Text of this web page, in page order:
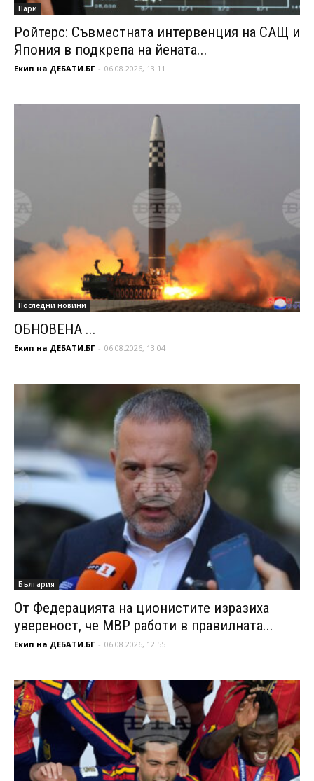
Пари
Ройтерс: Съвместната интервенция на САЩ и
Япония в подкрепа на йената...
Екип на ДЕБАТИ.БГ - 06.08.2026, 13:11
Последни новини
ОБНОВЕНА ...
Екип на ДЕБАТИ.БГ - 06.08.2026, 13:04
България
От Федерацията на ционистите изразиха
увереност, че МВР работи в правилната...
Екип на ДЕБАТИ.БГ - 06.08.2026, 12:55